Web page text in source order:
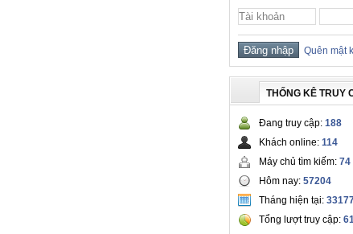
Quên mật
THỐNG KÊ TRUY
Đang truy cập: 188
Khách online: 114
Máy chủ tìm kiếm: 74
Hôm nay: 57204
Tháng hiện tại:
Tổng lượt truy cập: